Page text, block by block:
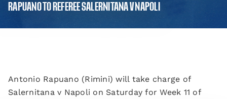
RAPUANO TO REFEREE SALERNITANA V NAPOLI
Antonio Rapuano (Rimini) will take charge of
Salernitana v Napoli on Saturday for Week 11 of